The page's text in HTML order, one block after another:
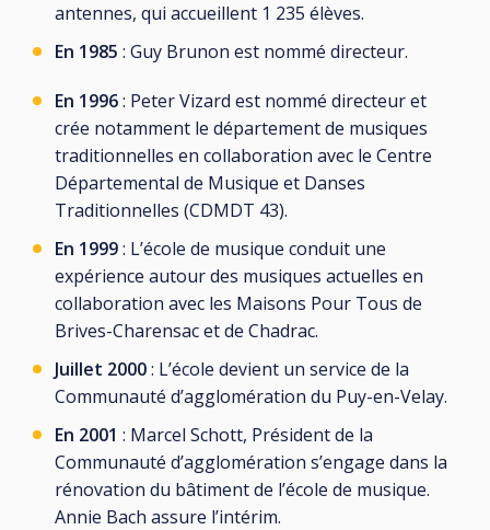
antennes, qui accueillent 1 235 élèves.
En 1985 : Guy Brunon est nommé directeur.
En 1996: Peter Vizard est nommé directeur et
crée notamment le département de musiques
traditionnelles en collaboration avec le Centre
Départemental de Musique et Danses
Traditionnelles (CDMDT 43).
En 1999: L’école de musique conduit une
expérience autour des musiques actuelles en
collaboration avec les Maisons Pour Tous de
Brives-Charensac et de Chadrac.
Juillet 2000: L’école devient un service de la
Communauté d’agglomération du Puy-en-Velay.
En 2001 : Marcel Schott, Président de la
Communauté d’agglomération s’engage dans la
rénovation du bâtiment de l’école de musique.
Annie Bach assure l’intérim.